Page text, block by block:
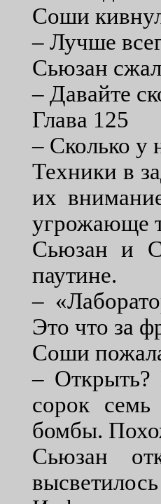
Соши
– Лучше
Сьюзан
– Давайте
Глава 125
– Сколько у
Техники в
их
угрожающе
Сьюзан и
паутине.
–
Это что за
Соши
–
сорок
бомбы.
Сьюзан